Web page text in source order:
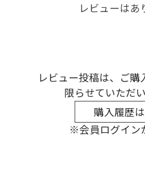
レビューはあ
レビュー投稿は、ご
限らせていただ
購入履歴
※会員ログイン